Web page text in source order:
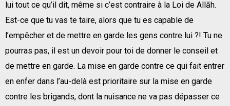
lui tout ce qu’il dit, même si c’est contraire à la Loi de Allāh.
Est-ce que tu vas te taire, alors que tu es capable de
l’empêcher et de mettre en garde les gens contre lui ?! Tu ne
pourras pas, il est un devoir pour toi de donner le conseil et
de mettre en garde. La mise en garde contre ce qui fait entrer
en enfer dans l’au-delà est prioritaire sur la mise en garde
contre les brigands, dont la nuisance ne va pas dépasser ce